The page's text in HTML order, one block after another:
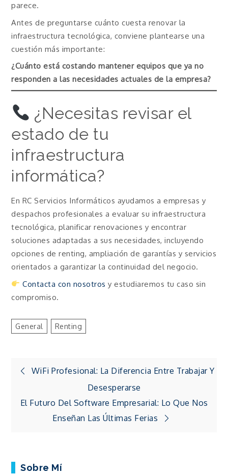
parece.
Antes de preguntarse cuánto cuesta renovar la
infraestructura tecnológica, conviene plantearse una
cuestión más importante:
¿Cuánto está costando mantener equipos que ya no
responden a las necesidades actuales de la empresa?
¿Necesitas revisar el
estado de tu
infraestructura
informática?
En RC Servicios Informáticos ayudamos a empresas y
despachos profesionales a evaluar su infraestructura
tecnológica, planificar renovaciones y encontrar
soluciones adaptadas a sus necesidades, incluyendo
opciones de renting, ampliación de garantías y servicios
orientados a garantizar la continuidad del negocio.
Contacta con nosotros y estudiaremos tu caso sin
compromiso.
General Renting
Navegación
de
WiFi Profesional: La Diferencia Entre Trabajar Y
Desesperarse
El Futuro Del Software Empresarial: Lo Que Nos
Enseñan Las Últimas Ferias
Sobre Mí